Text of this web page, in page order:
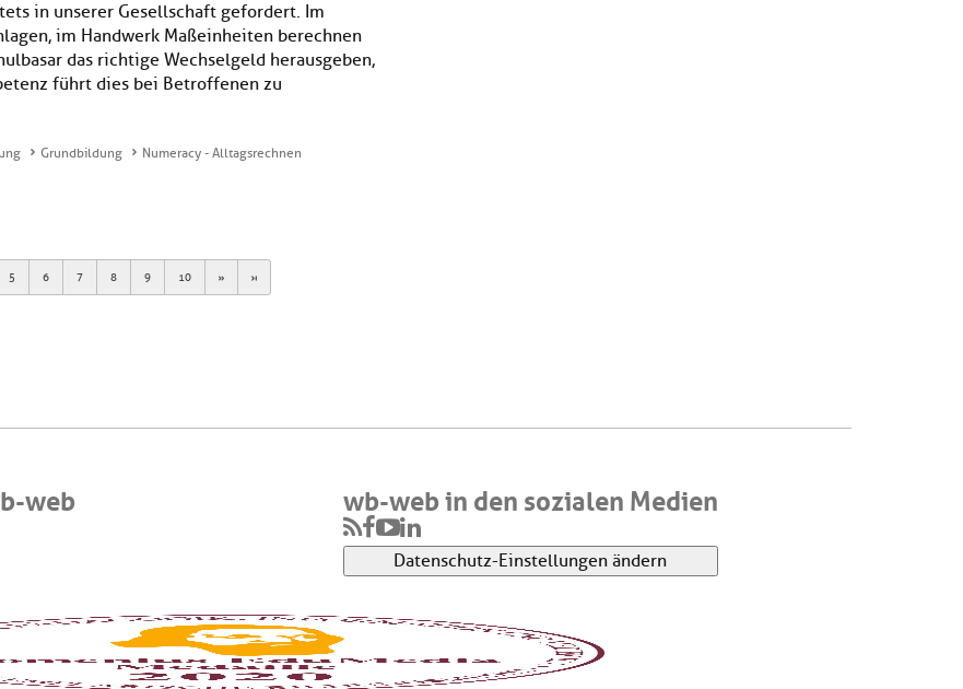
in unserer Gesellschaft gefordert. Im
im Handwerk Maßeinheiten berechnen
das richtige Wechselgeld herausgeben,
führt dies bei Betroffenen zu
Grundbildung Numeracy - Alltagsrechnen
5 6 7 8 9 10 Next Last
web wb-web in den sozialen Medien
Datenschutz-Einstellungen ändern